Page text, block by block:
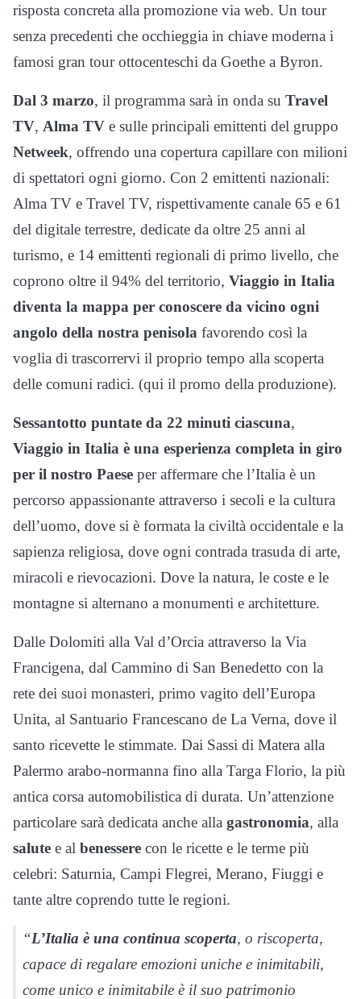
risposta concreta alla promozione via web. Un tour
senza precedenti che occhieggia in chiave moderna i
famosi gran tour ottocenteschi da Goethe a Byron.
Dal 3 marzo, il programma sarà in onda su Travel
TV, Alma TV e sulle principali emittenti del gruppo
Netweek, offrendo una copertura capillare con milioni
di spettatori ogni giorno. Con 2 emittenti nazionali:
Alma TV e Travel TV, rispettivamente canale 65 e 61
del digitale terrestre, dedicate da oltre 25 anni al
turismo, e 14 emittenti regionali di primo livello, che
coprono oltre il 94% del territorio, Viaggio in Italia
diventa la mappa per conoscere da vicino ogni
angolo della nostra penisola favorendo così la
voglia di trascorrervi il proprio tempo alla scoperta
delle comuni radici. (qui il promo della produzione).
Sessantotto puntate da 22 minuti ciascuna,
Viaggio in Italia è una esperienza completa in giro
per il nostro Paese per affermare che l’Italia è un
percorso appassionante attraverso i secoli e la cultura
dell’uomo, dove si è formata la civiltà occidentale e la
sapienza religiosa, dove ogni contrada trasuda di arte,
miracoli e rievocazioni. Dove la natura, le coste e le
montagne si alternano a monumenti e architetture.
Dalle Dolomiti alla Val d’Orcia attraverso la Via
Francigena, dal Cammino di San Benedetto con la
rete dei suoi monasteri, primo vagito dell’Europa
Unita, al Santuario Francescano de La Verna, dove il
santo ricevette le stimmate. Dai Sassi di Matera alla
Palermo arabo-normanna fino alla Targa Florio, la più
antica corsa automobilistica di durata. Un’attenzione
particolare sarà dedicata anche alla gastronomia, alla
salute e al benessere con le ricette e le terme più
celebri: Saturnia, Campi Flegrei, Merano, Fiuggi e
tante altre coprendo tutte le regioni.
“L’Italia è una continua scoperta, o riscoperta,
capace di regalare emozioni uniche e inimitabili,
come unico e inimitabile è il suo patrimonio